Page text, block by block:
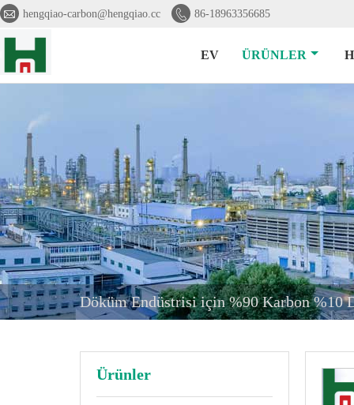
 hengqiao-carbon@hengqiao.cc  86-18963356685
EV ÜRÜNLER
Döküm Endüstrisi için %90 Karbon %10
Ürünler